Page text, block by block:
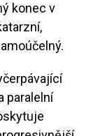
konec v
paralelní